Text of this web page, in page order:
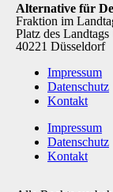
Alternative für
Fraktion im
Platz des Landtags
40221 Düsseldorf
Impressum
Datenschutz
Kontakt
Impressum
Datenschutz
Kontakt